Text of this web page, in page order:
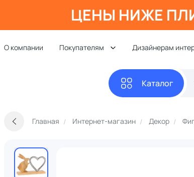
ЦЕНЫ НИЖЕ
О компании Покупателям Дизайнерам
Каталог
Главная Интернет-магазин Декор